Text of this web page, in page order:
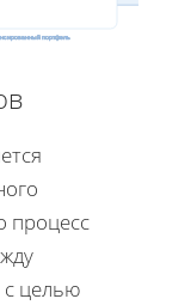
портфель
процесс
с целью